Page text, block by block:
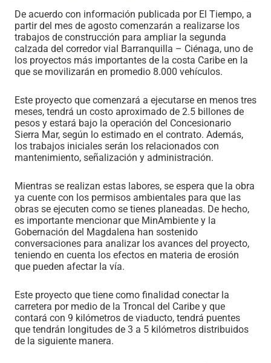
De acuerdo con información publicada por El Tiempo, a
partir del mes de agosto comenzarán a realizarse los
trabajos de construcción para ampliar la segunda
calzada del corredor vial Barranquilla – Ciénaga, uno de
los proyectos más importantes de la costa Caribe en la
que se movilizarán en promedio 8.000 vehículos.
Este proyecto que comenzará a ejecutarse en menos tres
meses, tendrá un costo aproximado de 2.5 billones de
pesos y estará bajo la operación del Concesionario
Sierra Mar, según lo estimado en el contrato. Además,
los trabajos iniciales serán los relacionados con
mantenimiento, señalización y administración.
Mientras se realizan estas labores, se espera que la obra
ya cuente con los permisos ambientales para que las
obras se ejecuten como se tienes planeadas. De hecho,
es importante mencionar que MinAmbiente y la
Gobernación del Magdalena han sostenido
conversaciones para analizar los avances del proyecto,
teniendo en cuenta los efectos en materia de erosión
que pueden afectar la vía.
Este proyecto que tiene como finalidad conectar la
carretera por medio de la Troncal del Caribe y que
contará con 9 kilómetros de viaducto, tendrá puentes
que tendrán longitudes de 3 a 5 kilómetros distribuidos
de la siguiente manera.